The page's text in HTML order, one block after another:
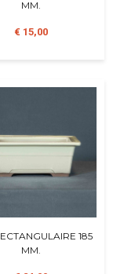
MM.
€ 15,00
185
MM.